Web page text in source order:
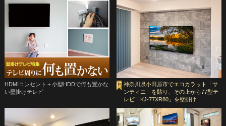
HDMIコンセント＋小型HDDで何も置かな
い壁掛けテレビ
神奈川県小田原市でエコカラット「サ
ンティエ」を貼り、その上から77型テ
レビ「KJ-77XR80」を壁掛け